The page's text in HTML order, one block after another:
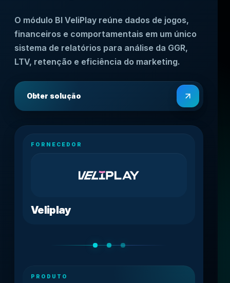
O módulo BI VeliPlay reúne dados de jogos,
financeiros e comportamentais em um único
sistema de relatórios para análise da GGR,
LTV, retenção e eficiência do marketing.
Obter solução
FORNECEDOR
Veliplay
PRODUTO